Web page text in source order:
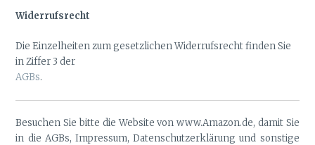
Widerrufsrecht
Die Einzelheiten zum gesetzlichen Widerrufsrecht finden Sie
in Ziffer 3 der
AGBs.
Besuchen Sie bitte die Website von www.Amazon.de, damit Sie
in die AGBs, Impressum, Datenschutzerklärung und sonstige